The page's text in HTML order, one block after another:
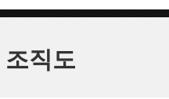
조직도